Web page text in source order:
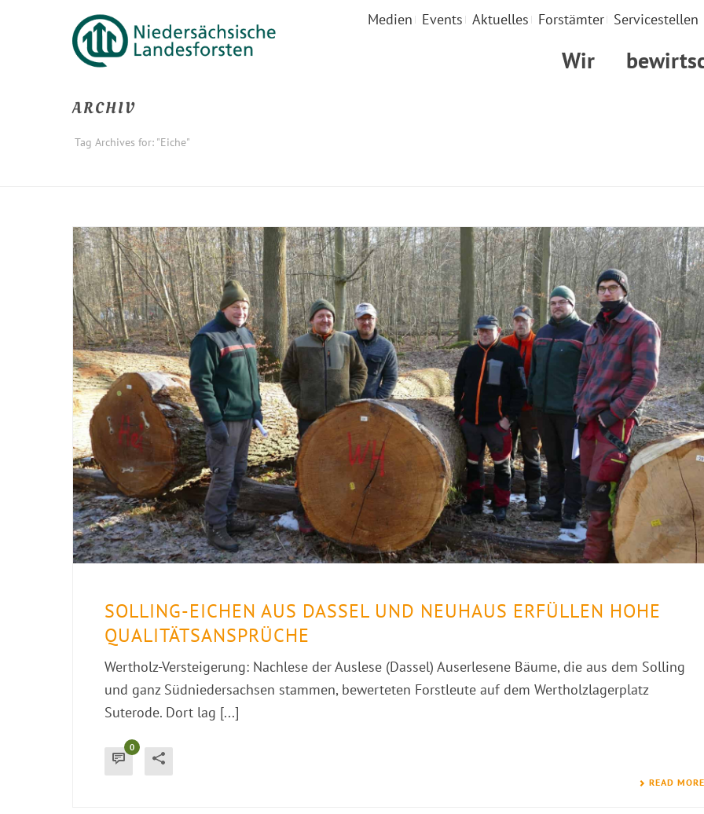
Medien Events Aktuelles Forstämter Servicestellen
Wir
ARCHIV
Tag Archives for: "Eiche"
SOLLING-EICHEN AUS DASSEL UND NEUHAUS ERFÜLLEN HOHE
QUALITÄTSANSPRÜCHE
Wertholz-Versteigerung: Nachlese der Auslese (Dassel) Auserlesene Bäume, die aus dem Solling
und ganz Südniedersachsen stammen, bewerteten Forstleute auf dem Wertholzlagerplatz
Suterode. Dort lag [...]
0
READ MORE